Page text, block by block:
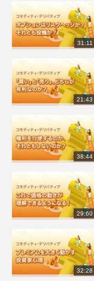
31:11
21:43
38:44
29:60
32:28